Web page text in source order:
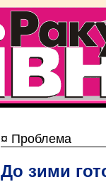
¤ Проблема
До зими